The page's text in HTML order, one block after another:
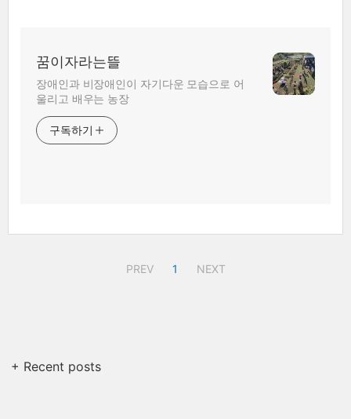
꿈이자라는뜰
장애인과 비장애인이 자기다운 모습으로 어
울리고 배우는 농장
구독하기
PREV 1 NEXT
+ Recent posts